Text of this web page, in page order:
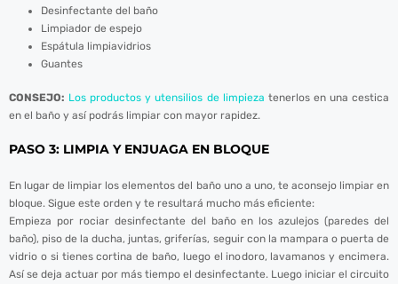
Desinfectante del baño
Limpiador de espejo
Espátula limpiavidrios
Guantes
CONSEJO: Los productos y utensilios de limpieza tenerlos en una cestica
en el baño y así podrás limpiar con mayor rapidez.
PASO 3: LIMPIA Y ENJUAGA EN BLOQUE
En lugar de limpiar los elementos del baño uno a uno, te aconsejo limpiar en
bloque. Sigue este orden y te resultará mucho más eficiente:
Empieza por rociar desinfectante del baño en los azulejos (paredes del
baño), piso de la ducha, juntas, griferías, seguir con la mampara o puerta de
vidrio o si tienes cortina de baño, luego el inodoro, lavamanos y encimera.
Así se deja actuar por más tiempo el desinfectante. Luego iniciar el circuito